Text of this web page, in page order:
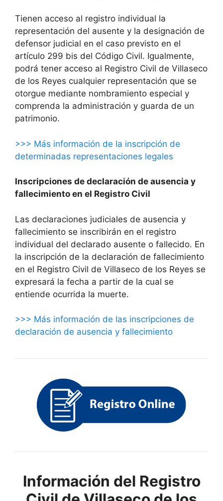
Tienen acceso al registro individual la
representación del ausente y la designación de
defensor judicial en el caso previsto en el
artículo 299 bis del Código Civil. Igualmente,
podrá tener acceso al Registro Civil de Villaseco
de los Reyes cualquier representación que se
otorgue mediante nombramiento especial y
comprenda la administración y guarda de un
patrimonio.
>>> Más información de la inscripción de
determinadas representaciones legales
Inscripciones de declaración de ausencia y
fallecimiento en el Registro Civil
Las declaraciones judiciales de ausencia y
fallecimiento se inscribirán en el registro
individual del declarado ausente o fallecido. En
la inscripción de la declaración de fallecimiento
en el Registro Civil de Villaseco de los Reyes se
expresará la fecha a partir de la cual se
entiende ocurrida la muerte.
>>> Más información de las inscripciones de
declaración de ausencia y fallecimiento
Información del Registro